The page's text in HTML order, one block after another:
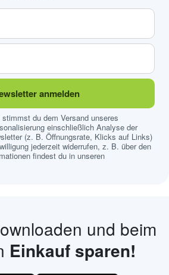
anmelden
du dem Versand unseres
einschließlich Analyse der
(z. B. Öffnungsrate, Klicks auf Links)
jederzeit widerrufen, z. B. über den
findest du in unseren
und beim
Einkauf sparen!